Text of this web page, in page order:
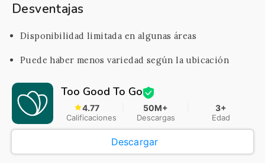
Desventajas
Disponibilidad limitada en algunas áreas
Puede haber menos variedad según la ubicación
Too Good To Go
4.77
Calificaciones
50M+
Descargas
3+
Edad
Descargar